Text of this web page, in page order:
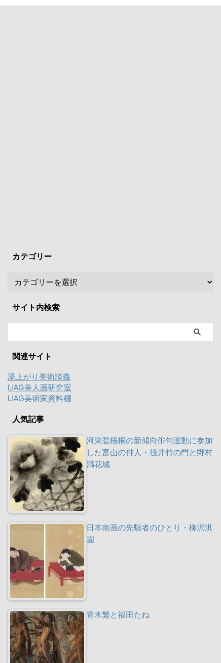
カテゴリー
サイト内検索
関連サイト
湯上がり美術談義
UAG美人画研究室
UAG美術家資料棚
人気記事
河東碧梧桐の新傾向俳句運動に参加
した富山の俳人・筏井竹の門と野村
満花城
日本南画の先駆者のひとり・柳沢淇
園
青木繁と福田たね